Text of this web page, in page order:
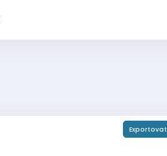
Exportovat